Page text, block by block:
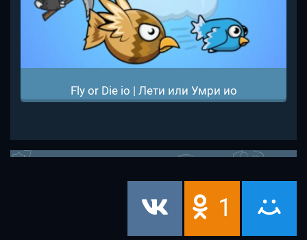
Fly or Die io | Лети или Умри ио
1